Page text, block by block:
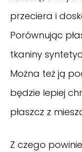
przeciera i
Porównując
tkaniny
Można też ją
będzie lepiej
płaszcz z
Z czego